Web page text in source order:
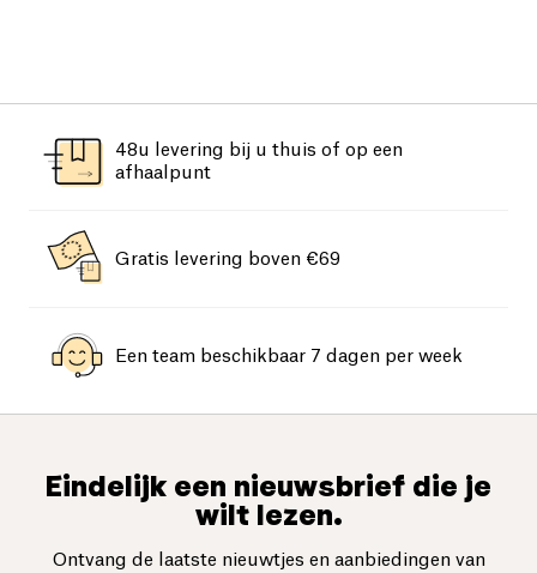
48u levering bij u thuis of op een
afhaalpunt
Gratis levering boven €69
Een team beschikbaar 7 dagen per week
Eindelijk een nieuwsbrief die je
wilt lezen.
Ontvang de laatste nieuwtjes en aanbiedingen van